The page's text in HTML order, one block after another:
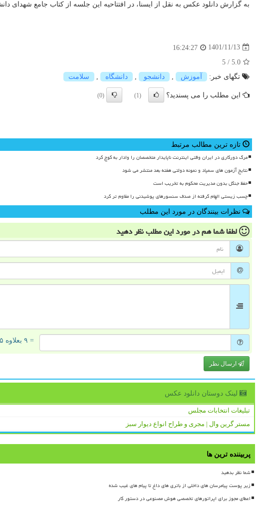
به گزارش دانلود عکس به نقل از ایسنا، در افتتاحیه این جلسه از کتاب جامع شهدای
1401/11/13
16:24:27
5.0
/
5
تگهای خبر:
آموزش , دانشجو , دانشگاه , سلامت
این مطلب را می پسندید؟ (1)
(0)
تازه ترین مطالب مرتبط
مرگ دورکاری در ایران وقتی اینترنت ناپایدار متخصصان را وادار به کوچ کرد
نتایج آزمون های سمپاد و نمونه دولتی هفته بعد منتشر می شود
حفظ جنگل بدون مدیریت محکوم به تخریب است
چسب زیستی الهام گرفته از صدف سنسورهای پوشیدنی را مقاوم تر کرد
نظرات بینندگان در مورد این مطلب
لطفا شما همدر مورد این مطلبنظر دهید
= ۹ بعلاوه ۵
ارسال نظر
لینک دوستان دانلود عكس
تبلیغات انتخابات مجلس
مستر گرین وال | مجری و طراح انواع دیوار سبز
پربیننده ترین ها
شما نظر بدهید
زیر پوست پیامرسان های داخلی از باتری های داغ تا پیام های غیب شده
اعطای مجوز برای اپراتورهای تخصصی هوش مصنوعی در دستور کار